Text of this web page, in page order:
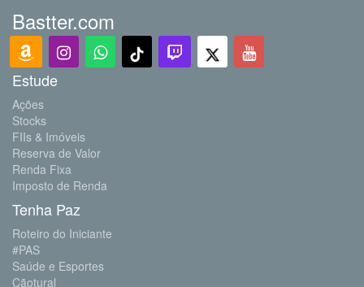
Bastter.com
Estude
Ações
Stocks
FIIs & Imóveis
Reserva de Valor
Renda Fixa
Imposto de Renda
Tenha Paz
Roteiro do Iniciante
#PAS
Saúde e Esportes
Cãotural